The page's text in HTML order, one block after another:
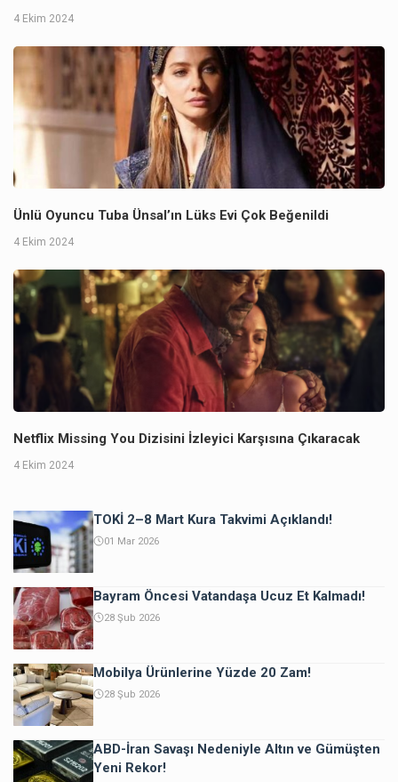
4 Ekim 2024
Ünlü Oyuncu Tuba Ünsal’ın Lüks Evi Çok Beğenildi
4 Ekim 2024
Netflix Missing You Dizisini İzleyici Karşısına Çıkaracak
4 Ekim 2024
TOKİ 2–8 Mart Kura Takvimi Açıklandı!
01 Mar 2026
Bayram Öncesi Vatandaşa Ucuz Et Kalmadı!
28 Şub 2026
Mobilya Ürünlerine Yüzde 20 Zam!
28 Şub 2026
ABD-İran Savaşı Nedeniyle Altın ve Gümüşten
Yeni Rekor!